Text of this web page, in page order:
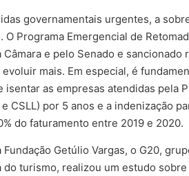
governamentais urgentes, a
Programa Emergencial de
Câmara e pelo Senado e
mais. Em especial, é
isentar as empresas atendidas pela
e CSLL) por 5 anos e a indenização
do faturamento entre 2019 e 2020.
Getúlio Vargas, o G20,
do turismo, realizou um estudo